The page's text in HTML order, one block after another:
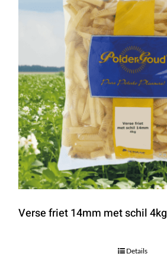
Verse friet 14mm met schil 4kg
Details